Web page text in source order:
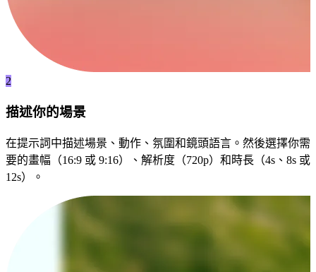
2
描述你的場景
在提示詞中描述場景、動作、氛圍和鏡頭語言。然後選擇你需
要的畫幅（16:9 或 9:16）、解析度（720p）和時長（4s、8s 或
12s）。